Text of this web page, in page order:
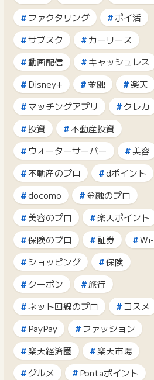
ファクタリング
ポイ活
サブスク
カーリース
動画配信
キャッシュレス
Disney+
金融
楽天
マッチングアプリ
クレカ
投資
不動産投資
ウォーターサーバー
美容
不動産のプロ
dポイント
docomo
金融のプロ
美容のプロ
楽天ポイント
保険のプロ
証券
ショッピング
保険
クーポン
旅行
ネット回線のプロ
コスメ
PayPay
ファッション
楽天経済圏
楽天市場
グルメ
Pontaポイント